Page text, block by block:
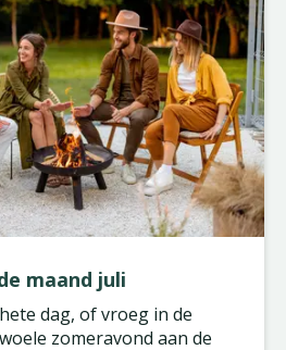
maand juli
dag, of vroeg in de
zomeravond aan de